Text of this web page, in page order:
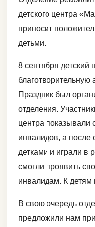
детского центра
приносит
детьми.
8 сентября детский
Праздник был
отделения.
центра показывали
инвалидов, а после
детками и играли в
смогли проявить
инвалидам. К детям
В свою очередь
предложили нам